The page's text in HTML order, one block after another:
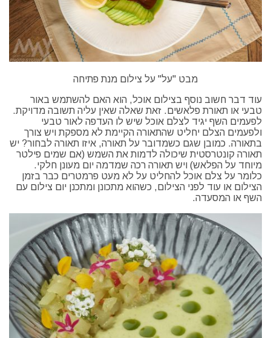
מבט "על" על צילום מנת פתיחה
עוד דבר חשוב נוסף בצילום אוכל, הוא האם להשתמש באור
טבעי או תאורת פלאשים. זאת שאלה שאין עליה תשובה מדויקת.
לפעמים השף יגיד לצלם אוכל שיש לו העדפה לאור טבעי
ולפעמים הצלם יחליט שהתאורה הקיימת לא מספקת ויש צורך
בתאורה. כמובן שגם כשמדובר על תאורה, איזו תאורה לבחור? יש
תאורה קונטרסטית שיכולה לדמות את השמש (אם שמים פילטר
מיוחד על הפלאש) ויש תאורה רכה שמדמה יום מעונן חלקי.
כלומר על צלם אוכל להחליט על לא מעט פרמטרים כבר בזמן
הצילום או עוד לפני הצילום, כשהוא מתכונן ומתכנן יום צילום עם
השף או המסעדה.